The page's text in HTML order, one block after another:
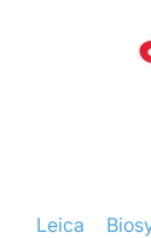
Leica